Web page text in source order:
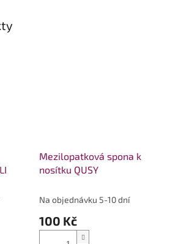
Mezilopatková spona k
nosítku QUSY
Na objednávku 5-10 dní
100 Kč